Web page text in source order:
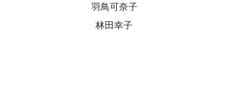
羽鳥可奈子
林田幸子